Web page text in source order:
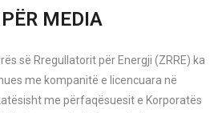
MEDIA
së Rregullatorit për Energji (ZRRE) ka
me kompanitë e licencuara në
me përfaqësuesit e Korporatës